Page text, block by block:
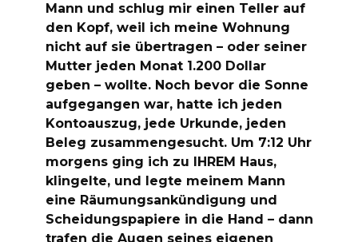
Mann und schlug mir einen Teller auf
den Kopf, weil ich meine Wohnung
nicht auf sie übertragen – oder seiner
Mutter jeden Monat 1.200 Dollar
geben – wollte. Noch bevor die Sonne
aufgegangen war, hatte ich jeden
Kontoauszug, jede Urkunde, jeden
Beleg zusammengesucht. Um 7:12 Uhr
morgens ging ich zu IHREM Haus,
klingelte, und legte meinem Mann
eine Räumungsankündigung und
Scheidungspapiere in die Hand – dann
trafen die Augen seines eigenen